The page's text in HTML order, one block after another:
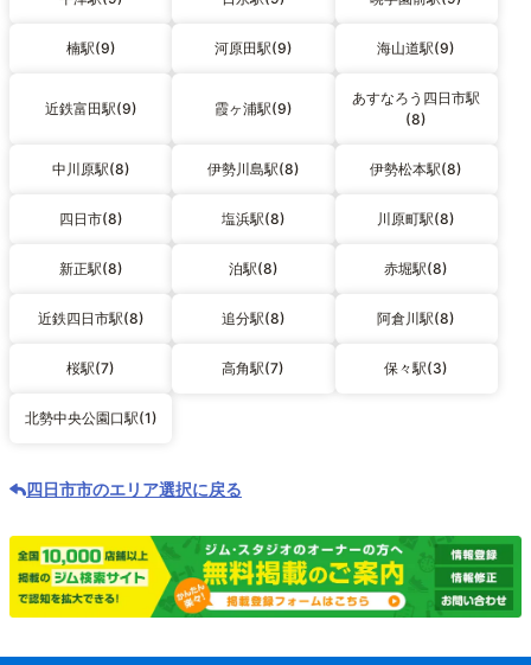
楠駅(9) 河原田駅(9) 海山道駅(9)
近鉄富田駅(9) 霞ヶ浦駅(9)
あすなろう四日市駅
(8)
中川原駅(8) 伊勢川島駅(8) 伊勢松本駅(8)
四日市(8) 塩浜駅(8) 川原町駅(8)
新正駅(8) 泊駅(8) 赤堀駅(8)
近鉄四日市駅(8) 追分駅(8) 阿倉川駅(8)
桜駅(7) 高角駅(7) 保々駅(3)
北勢中央公園口駅(1)
四日市市のエリア選択に戻る